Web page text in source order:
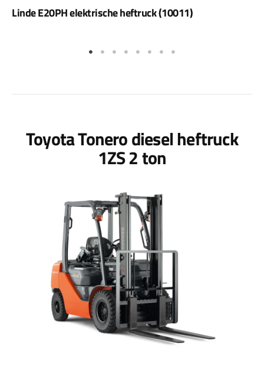
Linde E20PH elektrische heftruck (10011)
Toyota Tonero diesel heftruck
1ZS 2 ton